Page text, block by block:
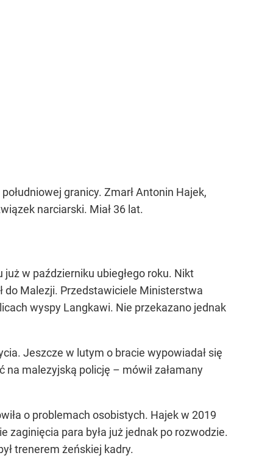
granicy. Zmarł Antonin Hajek,
narciarski. Miał 36 lat.
w październiku ubiegłego roku. Nikt
do Malezji. Przedstawiciele Ministerstwa
wyspy Langkawi. Nie przekazano jednak
Jeszcze w lutym o bracie wypowiadał się
malezyjską policję – mówił załamany
o problemach osobistych. Hajek w 2019
zaginięcia para była już jednak po rozwodzie.
trenerem żeńskiej kadry.